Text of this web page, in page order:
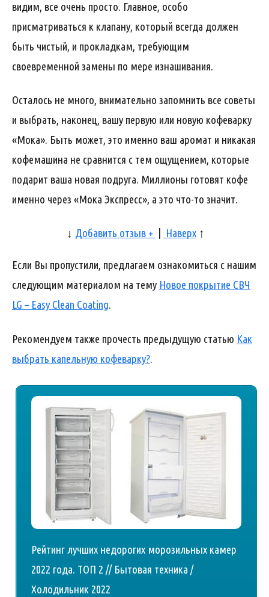
видим, все очень просто. Главное, особо
присматриваться к клапану, который всегда должен
быть чистый, и прокладкам, требующим
своевременной замены по мере изнашивания.
Осталось не много, внимательно запомнить все советы
и выбрать, наконец, вашу первую или новую кофеварку
«Мока». Быть может, это именно ваш аромат и никакая
кофемашина не сравнится с тем ощущением, которые
подарит ваша новая подруга. Миллионы готовят кофе
именно через «Мока Экспресс», а это что-то значит.
↓ Добавить отзыв + Наверх ↑
Если Вы пропустили, предлагаем ознакомиться с нашим
следующим материалом на тему Новое покрытие СВЧ
LG – Easy Clean Coating.
Рекомендуем также прочесть предыдущую статью Как
выбрать капельную кофеварку?.
Рейтинг лучших недорогих морозильных камер
2022 года. ТОП 2 // Бытовая техника /
Холодильник 2022